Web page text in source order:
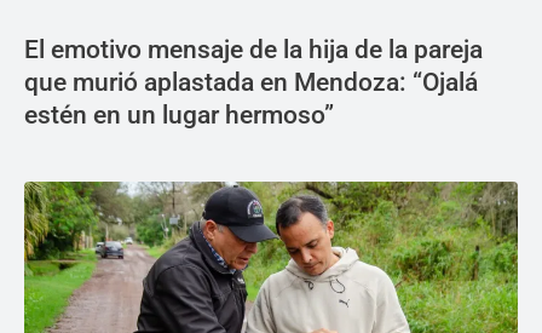
El emotivo mensaje de la hija de la pareja
que murió aplastada en Mendoza: “Ojalá
estén en un lugar hermoso”